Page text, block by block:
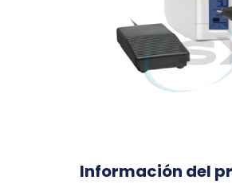
Información del